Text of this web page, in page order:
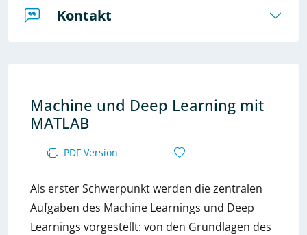
Kontakt
Machine und Deep Learning mit
MATLAB
PDF Version
Als erster Schwerpunkt werden die zentralen
Aufgaben des Machine Learnings und Deep
Learnings vorgestellt: von den Grundlagen des